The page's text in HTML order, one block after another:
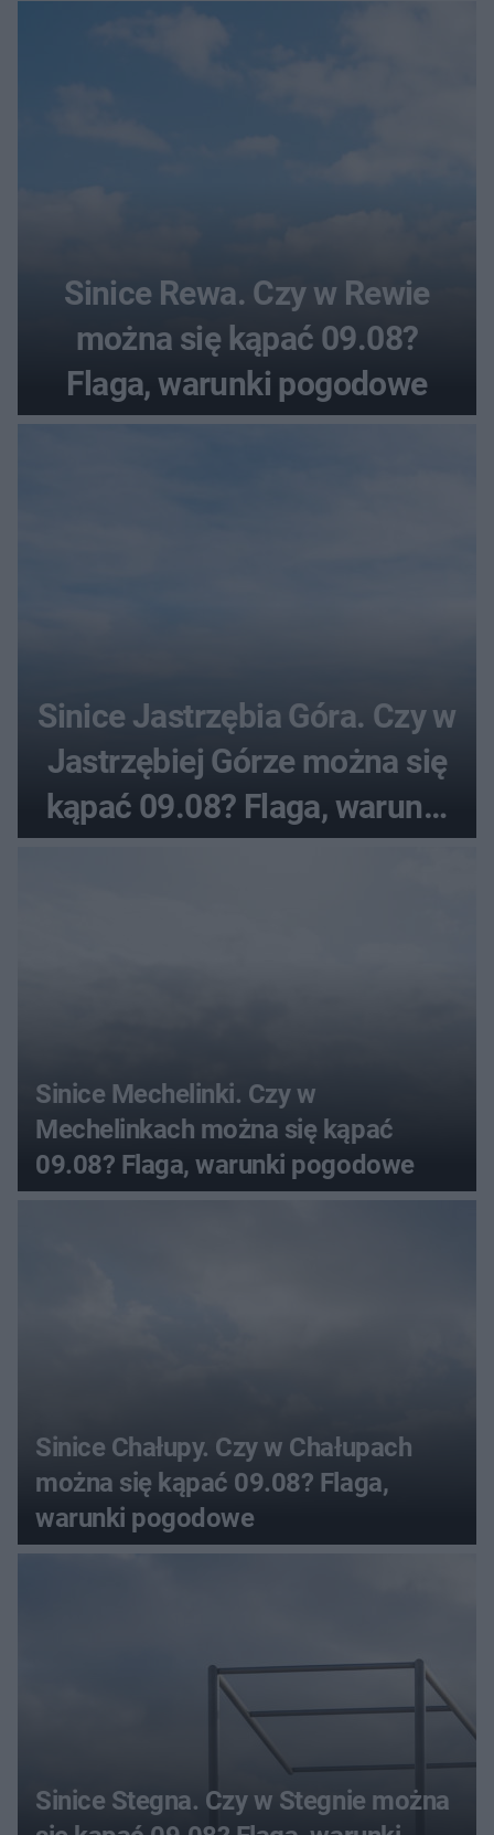
Sinice Rewa. Czy w Rewie
można się kąpać 09.08?
Flaga, warunki pogodowe
Sinice Jastrzębia Góra. Czy w
Jastrzębiej Górze można się
kąpać 09.08? Flaga, warunki
pogodowe
Sinice Mechelinki. Czy w
Mechelinkach można się kąpać
09.08? Flaga, warunki pogodowe
Sinice Chałupy. Czy w Chałupach
można się kąpać 09.08? Flaga,
warunki pogodowe
Sinice Stegna. Czy w Stegnie można